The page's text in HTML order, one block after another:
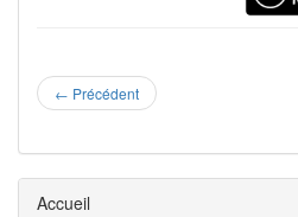
← Précédent
Accueil